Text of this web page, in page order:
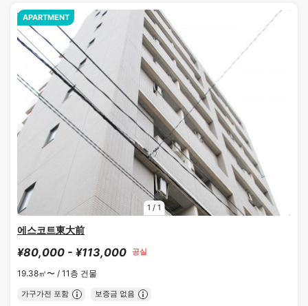
1 / 1
APARTMENT
에스코트東大前
¥80,000 - ¥113,000 공실
19.38㎡〜 / 11층 건물
가구가전 포함 보증금 없음